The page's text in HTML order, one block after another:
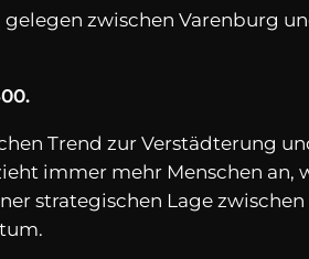
zwischen Varenburg
Trend zur Verstädterung
immer mehr Menschen an,
strategischen Lage